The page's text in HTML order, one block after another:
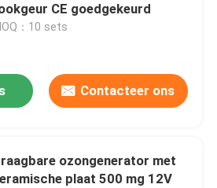
CE goedgekeurd
：10 sets
Contacteer ons
ozongenerator met
plaat 500 mg 12V